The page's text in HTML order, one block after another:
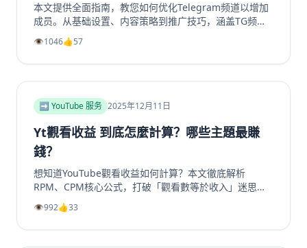
本文提供全面指南，教您如何优化Telegram频道以增加
成员。从基础设置、内容策略到推广技巧，涵盖TG频道
定位、高质量帖子创建、内外推广方法及互动留存策略，
帮助提升频道影响力和成员增长。包括实用SEO建议和专
业工具推荐，如利用涨粉站Telegram增长服务提升频道
👁️1046👍57
➡️ YouTube 服务 2025年12月11日
Yt觀看收益 到底怎麼計算？哪些主題最賺
錢？
想知道YouTube觀看收益如何計算？本文徹底解析
RPM、CPM核心公式，打破「觀看數等於收入」迷思。
深入剖析2025年最具「錢」景的五大內容主題，如金融
投資、科技評測為何CPM最高。更提供超越廣告的多元
變現策略，從頻道會員到品牌合作一次掌握。無論是新手
👁️992👍33